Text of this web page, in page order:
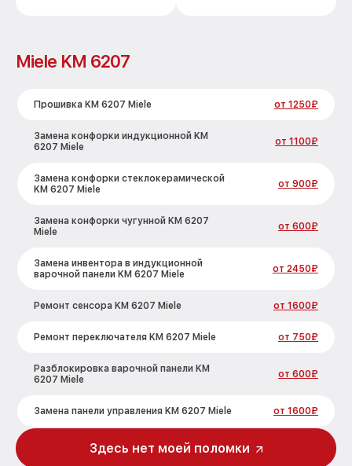
Miele KM 6207
Прошивка KM 6207 Miele от 1250₽
Замена конфорки индукционной KM
6207 Miele
от 1100₽
Замена конфорки стеклокерамической
KM 6207 Miele
от 900₽
Замена конфорки чугунной KM 6207
Miele
от 600₽
Замена инвентора в индукционной
варочной панели KM 6207 Miele
от 2450₽
Ремонт сенсора KM 6207 Miele от 1600₽
Ремонт переключателя KM 6207 Miele от 750₽
Разблокировка варочной панели KM
6207 Miele
от 600₽
Замена панели управления KM 6207 Miele от 1600₽
Ремонт модуля управления KM 6207
Здесь нет моей поломки